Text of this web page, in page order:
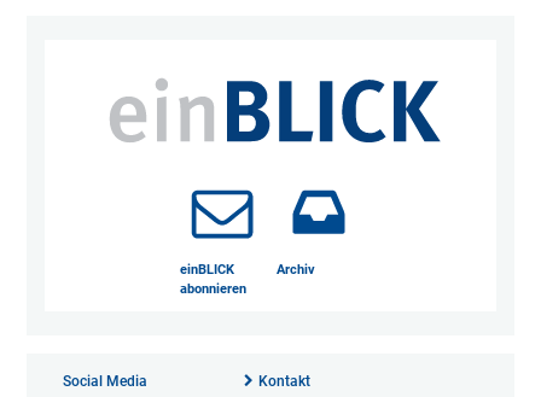
einBLICK
abonnieren
Archiv
Social Media Kontakt